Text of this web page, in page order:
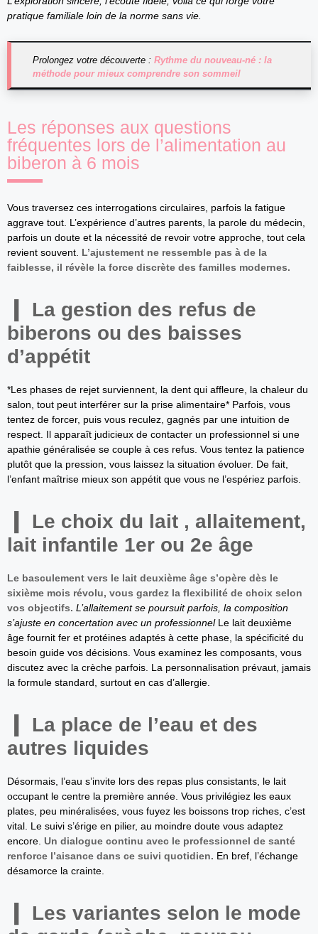
pratique familiale loin de la norme sans vie.
Prolongez votre découverte : Rythme du nouveau-né : la
méthode pour mieux comprendre son sommeil
Les réponses aux questions
fréquentes lors de l’alimentation au
biberon à 6 mois
Vous traversez ces interrogations circulaires, parfois la fatigue
aggrave tout. L’expérience d’autres parents, la parole du médecin,
parfois un doute et la nécessité de revoir votre approche, tout cela
revient souvent. L’ajustement ne ressemble pas à de la
faiblesse, il révèle la force discrète des familles modernes.
La gestion des refus de
biberons ou des baisses
d’appétit
*Les phases de rejet surviennent, la dent qui affleure, la chaleur du
salon, tout peut interférer sur la prise alimentaire* Parfois, vous
tentez de forcer, puis vous reculez, gagnés par une intuition de
respect. Il apparaît judicieux de contacter un professionnel si une
apathie généralisée se couple à ces refus. Vous tentez la patience
plutôt que la pression, vous laissez la situation évoluer. De fait,
l’enfant maîtrise mieux son appétit que vous ne l’espériez parfois.
Le choix du lait , allaitement,
lait infantile 1er ou 2e âge
Le basculement vers le lait deuxième âge s’opère dès le
sixième mois révolu, vous gardez la flexibilité de choix selon
vos objectifs. L’allaitement se poursuit parfois, la composition
s’ajuste en concertation avec un professionnelLe lait deuxième
âge fournit fer et protéines adaptés à cette phase, la spécificité du
besoin guide vos décisions. Vous examinez les composants, vous
discutez avec la crèche parfois. La personnalisation prévaut, jamais
la formule standard, surtout en cas d’allergie.
La place de l’eau et des
autres liquides
Désormais, l’eau s’invite lors des repas plus consistants, le lait
occupant le centre la première année. Vous privilégiez les eaux
plates, peu minéralisées, vous fuyez les boissons trop riches, c’est
vital. Le suivi s’érige en pilier, au moindre doute vous adaptez
encore. Un dialogue continu avec le professionnel de santé
renforce l’aisance dans ce suivi quotidien. En bref, l’échange
désamorce la crainte.
Les variantes selon le mode